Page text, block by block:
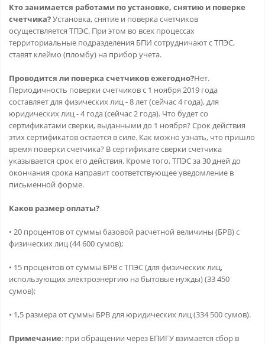
Кто занимается работами по установке, снятию и поверке
счетчика?Установка, снятие и поверка счетчиков
осуществляется ТПЭС. При этом во всех процессах
территориальные подразделения БПИ сотрудничают с ТПЭС,
ставят клеймо (пломбу) на прибор учета.
Проводится ли поверка счетчиков ежегодно?Нет.
Периодичность поверки счетчиков с 1 ноября 2019 года
составляет для физических лиц - 8 лет (сейчас 4 года), для
юридических лиц - 4 года (сейчас 2 года). Что будет со
сертификатами сверки, выданными до 1 ноября? Срок действия
этих сертификатов остается в силе. Как можно узнать, что пришло
время поверки счетчика? В сертификате сверки счетчика
указывается срок его действия. Кроме того, ТПЭС за 30 дней до
окончания срока направит соответствующее уведомление в
письменной форме.
Каков размер оплаты?
• 20 процентов от суммы базовой расчетной величины (БРВ) с
физических лиц (44 600 сумов);
• 15 процентов от суммы БРВ с ТПЭС (для физических лиц,
использующих электроэнергию на бытовые нужды) (33 450
сумов);
• 1,5 размера от суммы БРВ для юридических лиц (334 500 сумов).
Примечание: при обращении через ЕПИГУ взимается сбор в